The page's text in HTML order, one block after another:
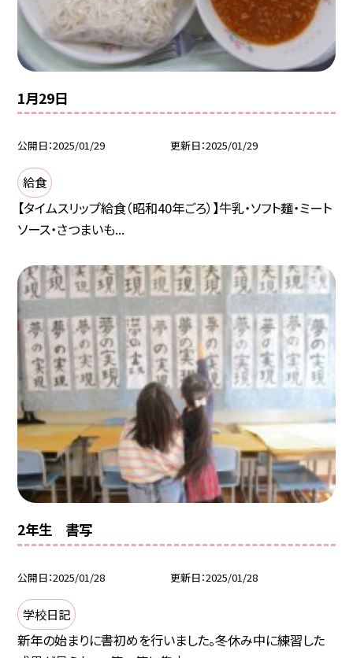
1月29日
公開日 2025/01/29 更新日 2025/01/29
給食
【タイムスリップ給食（昭和40年ごろ）】牛乳・ソフト麺・ミート
ソース・さつまいも...
2年生 書写
公開日 2025/01/28 更新日 2025/01/28
学校日記
新年の始まりに書初めを行いました。冬休み中に練習した